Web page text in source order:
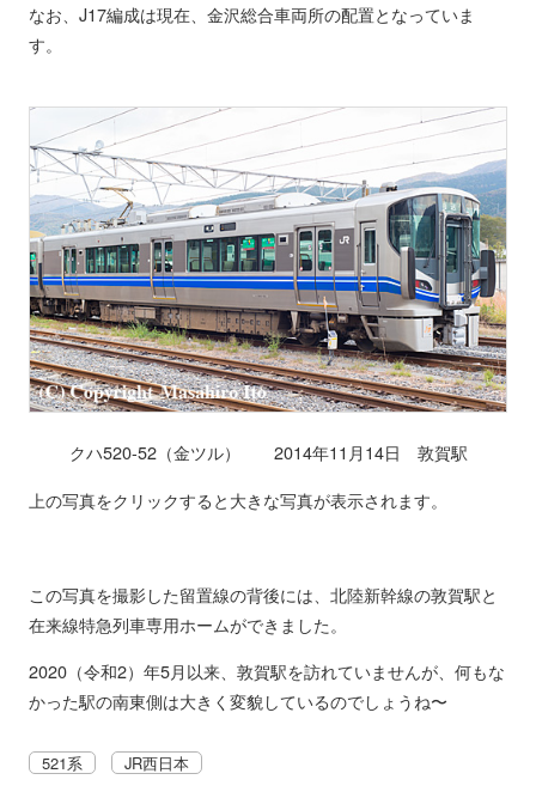
なお、J17編成は現在、金沢総合車両所の配置となっていま
す。
クハ520-52（金ツル） 2014年11月14日 敦賀駅
上の写真をクリックすると大きな写真が表示されます。
この写真を撮影した留置線の背後には、北陸新幹線の敦賀駅と
在来線特急列車専用ホームができました。
2020（令和2）年5月以来、敦賀駅を訪れていませんが、何もな
かった駅の南東側は大きく変貌しているのでしょうね〜
521系 JR西日本